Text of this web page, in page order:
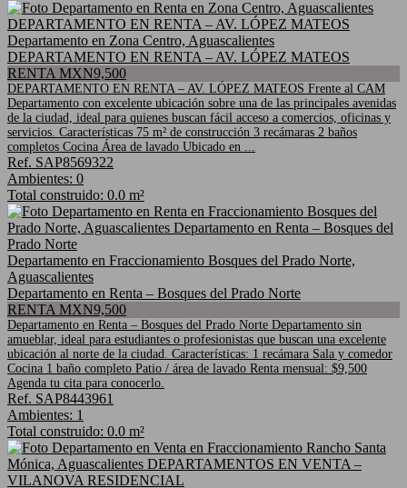
Departamento en Zona Centro, Aguascalientes
DEPARTAMENTO EN RENTA – AV. LÓPEZ MATEOS
RENTA MXN9,500
DEPARTAMENTO EN RENTA – AV. LÓPEZ MATEOS Frente al CAM
Departamento con excelente ubicación sobre una de las principales avenidas
de la ciudad, ideal para quienes buscan fácil acceso a comercios, oficinas y
servicios. Características 75 m² de construcción 3 recámaras 2 baños
completos Cocina Área de lavado Ubicado en ...
Ref. SAP8569322
Ambientes: 0
Total construido: 0.0 m²
Departamento en Fraccionamiento Bosques del Prado Norte,
Aguascalientes
Departamento en Renta – Bosques del Prado Norte
RENTA MXN9,500
Departamento en Renta – Bosques del Prado Norte Departamento sin
amueblar, ideal para estudiantes o profesionistas que buscan una excelente
ubicación al norte de la ciudad. Características: 1 recámara Sala y comedor
Cocina 1 baño completo Patio / área de lavado Renta mensual: $9,500
Agenda tu cita para conocerlo.
Ref. SAP8443961
Ambientes: 1
Total construido: 0.0 m²